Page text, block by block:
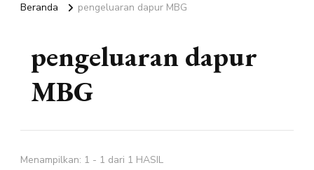
Beranda pengeluaran dapur MBG
pengeluaran dapur
MBG
Menampilkan: 1 - 1 dari 1 HASIL